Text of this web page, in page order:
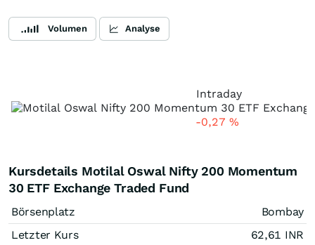
Volumen Analyse
Intraday
-0,27 %
Kursdetails Motilal Oswal Nifty 200 Momentum
30 ETF Exchange Traded Fund
Börsenplatz
Bombay
Letzter Kurs
62,61 INR